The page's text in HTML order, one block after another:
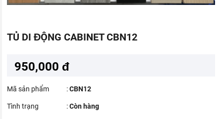
TỦ DI ĐỘNG CABINET CBN12
950,000 đ
Mã sản phẩm :CBN12
Tình trạng :Còn hàng